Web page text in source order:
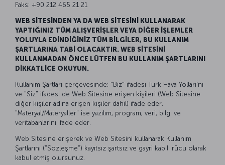
Faks: +90 212 465 21 21
WEB SİTESİNDEN YA DA WEB SİTESİNİ KULLANARAK
YAPTIĞINIZ TÜM ALIŞVERİŞLER VEYA DİĞER İŞLEMLER
YOLUYLA EDİNDİĞİNİZ TÜM BİLGİLER, BU KULLANIM
ŞARTLARINA TABİ OLACAKTIR. WEB SİTESİNİ
KULLANMADAN ÖNCE LÜTFEN BU KULLANIM ŞARTLARINI
DİKKATLİCE OKUYUN.
Kullanım Şartları çerçevesinde: "Biz" ifadesi Türk Hava Yolları'nı
ve "Siz" ifadesi de Web Sitesine erişen kişileri (Web Sitesine
diğer kişiler adına erişen kişiler dahil) ifade eder.
"Materyal/Materyaller" ise yazılım, program, veri, bilgi ve
veritabanlarını ifade eder.
Web Sitesine erişerek ve Web Sitesini kullanarak Kullanım
Şartlarını ("Sözleşme") kayıtsız şartsız ve gayri kabili rücu olarak
kabul etmiş olursunuz.